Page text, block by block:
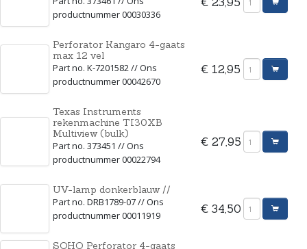
productnummer 00030336
Perforator Kangaro 4-gaats
max 12 vel
Part no. K-7201582 // Ons
productnummer 00042670
€ 12,95
Texas Instruments
rekenmachine TI30XB
Multiview (bulk)
Part no. 373451 // Ons
productnummer 00022794
€ 27,95
UV-lamp donkerblauw //
Part no. DRB1789-07 // Ons
productnummer 00011919
€ 34,50
SOHO Perforator 4-gaats